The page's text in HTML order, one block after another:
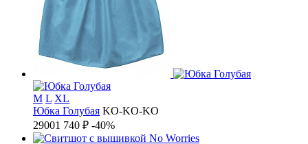
M L XL
Юбка Голубая KO-KO-KO
29001 740 ₽ -40%